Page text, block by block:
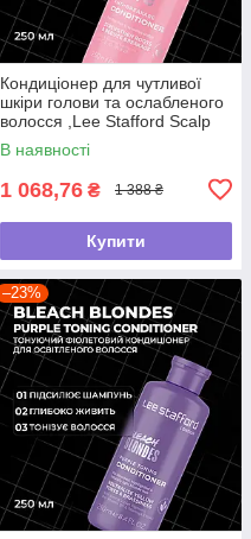
Кондиціонер для чутливої
шкіри голови та ослабленого
волосся ,Lee Stafford Scalp
Love Anti-Breakage ,250 мл
В наявності
1 068,76 ₴ 1 388 ₴
Купити
–23%